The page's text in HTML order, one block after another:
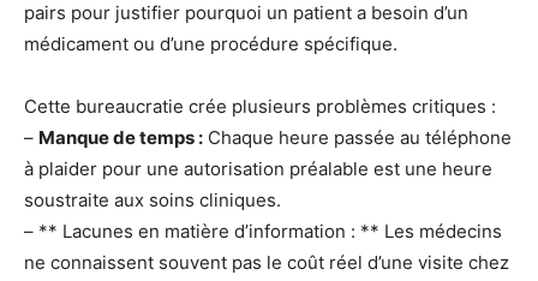
pairs pour justifier pourquoi un patient a besoin d’un
médicament ou d’une procédure spécifique.
Cette bureaucratie crée plusieurs problèmes critiques :
– Manque de temps : Chaque heure passée au téléphone
à plaider pour une autorisation préalable est une heure
soustraite aux soins cliniques.
– ** Lacunes en matière d’information : ** Les médecins
ne connaissent souvent pas le coût réel d’une visite chez